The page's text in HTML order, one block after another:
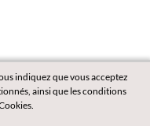
indiquez que vous acceptez
ainsi que les conditions